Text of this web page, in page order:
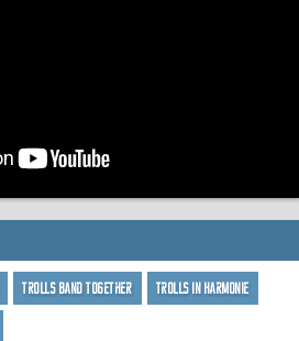
Trolls Band Together Trolls in Harmonie